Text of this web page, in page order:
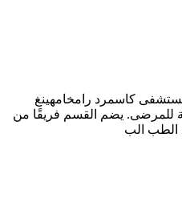
كاسمرد رامخامهينغ
للمرضى. يضم القسم فريقًا من
الطب الب